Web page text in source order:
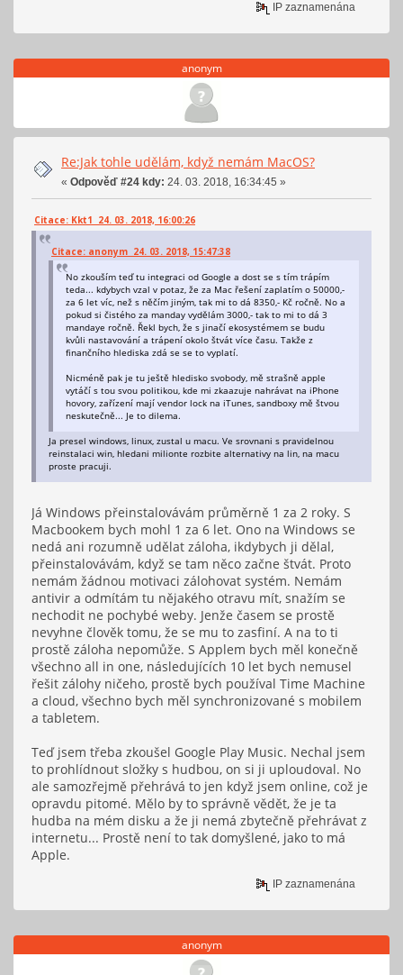
IP zaznamenána
anonym
Re:Jak tohle udělám, když nemám MacOS?
« Odpověď #24 kdy: 24. 03. 2018, 16:34:45 »
Citace: Kkt1 24. 03. 2018, 16:00:26
Citace: anonym 24. 03. 2018, 15:47:38
No zkouším teď tu integraci od Google a dost se s tím trápím
teda... kdybych vzal v potaz, že za Mac řešení zaplatím o 50000,-
za 6 let víc, než s něčím jiným, tak mi to dá 8350,- Kč ročně. No a
pokud si čistého za manday vydělám 3000,- tak to mi to dá 3
mandaye ročně. Řekl bych, že s jinačí ekosystémem se budu
kvůli nastavování a trápení okolo štvát více času. Takže z
finančního hlediska zdá se se to vyplatí.
Nicméně pak je tu ještě hledisko svobody, mě strašně apple
vytáčí s tou svou politikou, kde mi zkaazuje nahrávat na iPhone
hovory, zařízení mají vendor lock na iTunes, sandboxy mě štvou
neskutečně... Je to dilema.
Ja presel windows, linux, zustal u macu. Ve srovnani s pravidelnou
reinstalaci win, hledani milionte rozbite alternativy na lin, na macu
proste pracuji.
Já Windows přeinstalovávám průměrně 1 za 2 roky. S
Macbookem bych mohl 1 za 6 let. Ono na Windows se
nedá ani rozumně udělat záloha, ikdybych ji dělal,
přeinstalovávám, když se tam něco začne štvát. Proto
nemám žádnou motivaci zálohovat systém. Nemám
antivir a odmítám tu nějakého otravu mít, snažím se
nechodit ne pochybé weby. Jenže časem se prostě
nevyhne člověk tomu, že se mu to zasfiní. A na to ti
prostě záloha nepomůže. S Applem bych měl konečně
všechno all in one, následujících 10 let bych nemusel
řešit zálohy ničeho, prostě bych používal Time Machine
a cloud, všechno bych měl synchronizované s mobilem
a tabletem.
Teď jsem třeba zkoušel Google Play Music. Nechal jsem
to prohlídnout složky s hudbou, on si ji uploudoval. No
ale samozřejmě přehrává to jen když jsem online, což je
opravdu pitomé. Mělo by to správně vědět, že je ta
hudba na mém disku a že ji nemá zbytečně přehrávat z
internetu... Prostě není to tak domyšlené, jako to má
Apple.
IP zaznamenána
anonym